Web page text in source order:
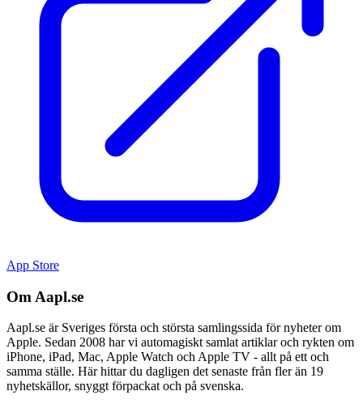
App Store
Om Aapl.se
Aapl.se är Sveriges första och största samlingssida för nyheter om
Apple. Sedan 2008 har vi automagiskt samlat artiklar och rykten om
iPhone, iPad, Mac, Apple Watch och Apple TV - allt på ett och
samma ställe. Här hittar du dagligen det senaste från fler än 19
nyhetskällor, snyggt förpackat och på svenska.